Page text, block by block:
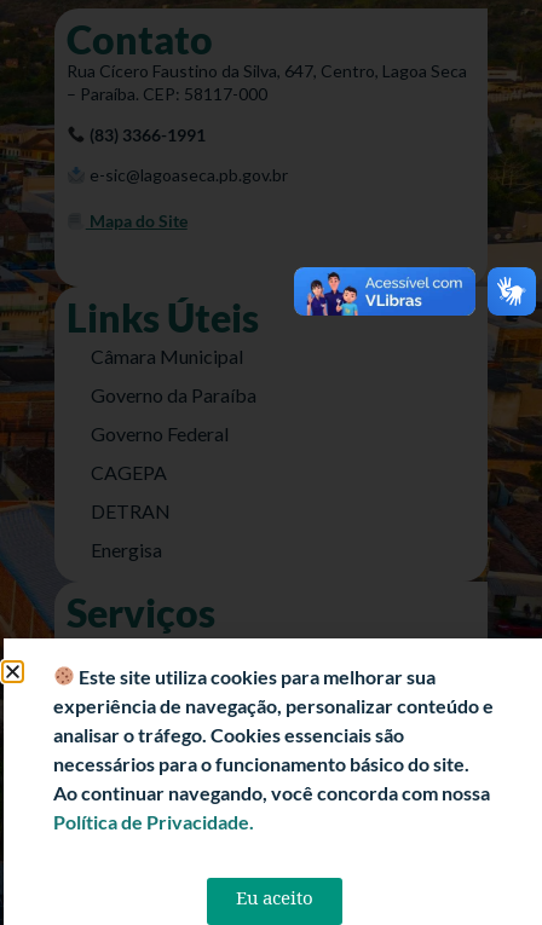
Contato
Rua Cícero Faustino da Silva, 647, Centro, Lagoa Seca
– Paraíba. CEP: 58117-000
(83) 3366-1991
e-sic@lagoaseca.pb.gov.br
Mapa do Site
Links Úteis
Câmara Municipal
Governo da Paraíba
Governo Federal
CAGEPA
DETRAN
Energisa
Serviços
e-SIC (Acesso a Informação)
Transparência Fiscal
História
Informações Turísticas
Este site utiliza cookies para melhorar sua
experiência de navegação, personalizar conteúdo e
analisar o tráfego. Cookies essenciais são
necessários para o funcionamento básico do site.
Ao continuar navegando, você concorda com nossa
Política de Privacidade.
Eu aceito